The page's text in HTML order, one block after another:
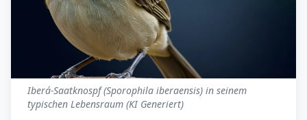
Iberá-Saatknospf (Sporophila iberaensis) in seinem
typischen Lebensraum (KI Generiert)